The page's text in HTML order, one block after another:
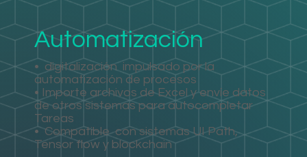
Automatización
• digitalización impulsado por la
automatización de procesos
• Importe archivos de Excel y envíe datos
de otros sistemas para autocompletar
Tareas
• Compatible con sistemas UI Path,
Tensor flow y blockchain